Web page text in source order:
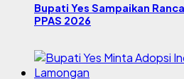
Bupati Yes Sampaikan
PPAS 2026